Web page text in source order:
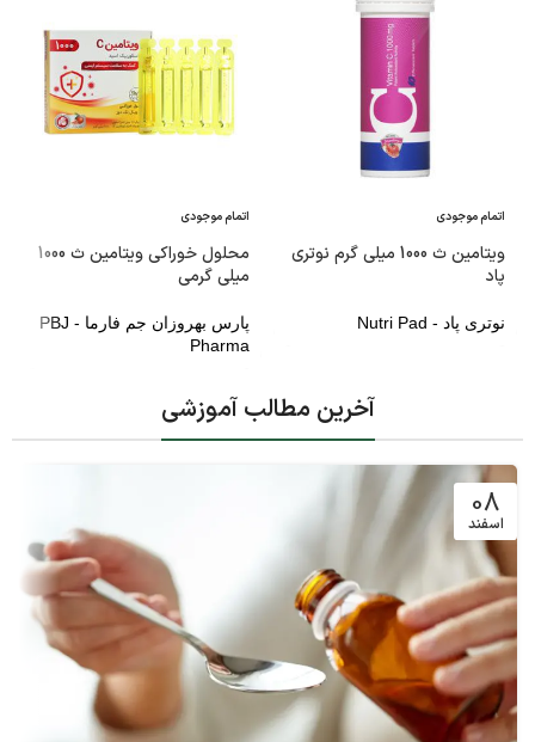
اتمام موجودی
ویتامین ث 1000 میلی گرم نوتری
پاد
نوتری پاد - Nutri Pad
اتمام موجودی
محلول خوراکی ویتامین ث 1000
میلی گرمی
پارس بهروزان جم فارما - PBJ
Pharma
آخرین مطالب آموزشی
08
اسفند